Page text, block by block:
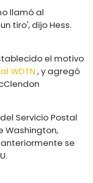
llamó al
tiro', dijo Hess.
el motivo
WDTN , y agregó
Servicio Postal
Washington,
anteriormente se